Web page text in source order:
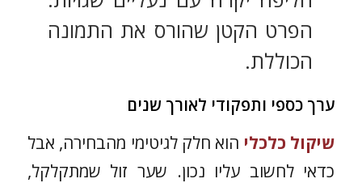
הפרט הקטן שהורס את התמונה
הכוללת.
ערך כספי ותפקודי לאורך שנים
שיקול כלכלי הוא חלק לגיטימי מהבחירה, אבל
כדאי לחשוב עליו נכון. שער זול שמתקלקל,